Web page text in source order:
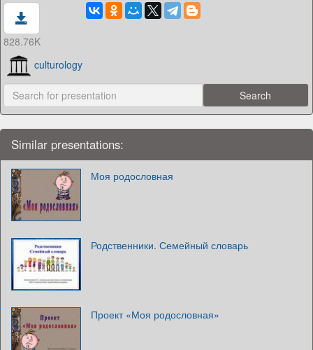
828.76K
culturology
Similar presentations:
Моя родословная
Родственники. Семейный словарь
Проект «Моя родословная»